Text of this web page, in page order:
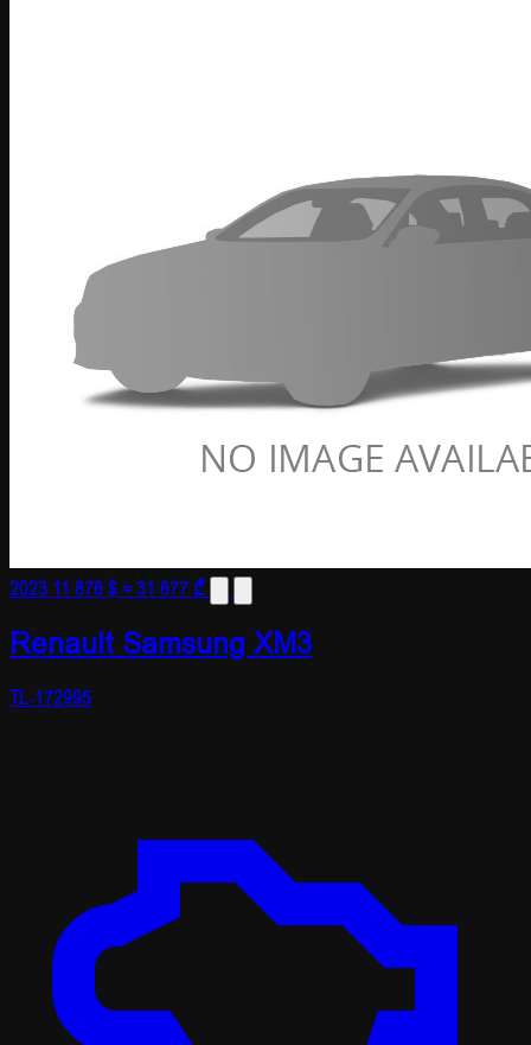
2023 11 876 $≈ 31 677 ₾
Renault Samsung XM3
TL-172995